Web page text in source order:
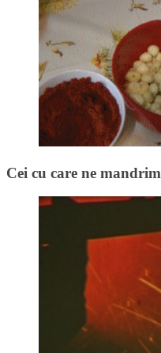
Cei cu care ne mandrim